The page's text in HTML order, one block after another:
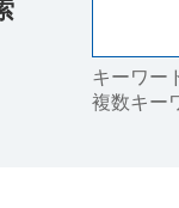
動
御システム
キーワー
複数キー